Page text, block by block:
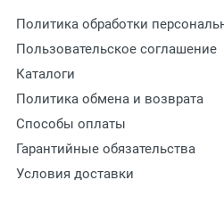
Политика обработки
Пользовательское соглашение
Каталоги
Политика обмена и возврата
Способы оплаты
Гарантийные обязательства
Условия доставки